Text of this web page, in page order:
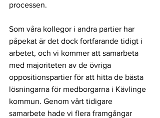
processen.
Som våra kollegor i andra partier har
påpekat är det dock fortfarande tidigt i
arbetet, och vi kommer att samarbeta
med majoriteten av de övriga
oppositionspartier för att hitta de bästa
lösningarna för medborgarna i Kävlinge
kommun. Genom vårt tidigare
samarbete hade vi flera framgångar